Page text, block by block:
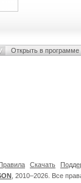
Открыть в программе
, 2010–2026. Все
Скачать